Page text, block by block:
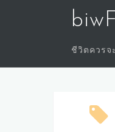
ชีวิตควรจ